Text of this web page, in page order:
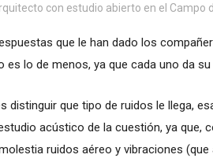
con estudio abierto en el Campo
que le han dado los
es lo de menos, ya que cada uno da su
distinguir que tipo de ruidos le llega,
acústico de la cuestión, ya que,
ruidos aéreo y vibraciones (que